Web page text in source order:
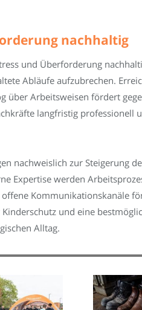
nachhaltig
und Überforderung
Abläufe aufzubrechen.
Arbeitsweisen fördert
langfristig professionell
nachweislich zur Steigerung
Expertise werden
Kommunikationskanäle
und eine
Alltag.